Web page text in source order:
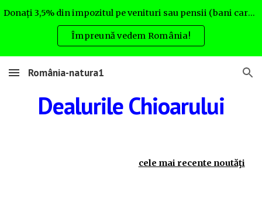
Skip to main content
Donați 3,5% din impozitul pe venituri sau pensii (bani care altfel nu rămân la Dvs.) pentru România natura. Uite cum:
Împreună vedem România!
România-natura1
Dealurile Chioarului
cele mai recente noutăţi